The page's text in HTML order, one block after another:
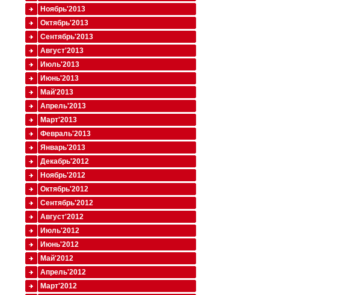
Ноябрь'2013
Октябрь'2013
Сентябрь'2013
Август'2013
Июль'2013
Июнь'2013
Май'2013
Апрель'2013
Март'2013
Февраль'2013
Январь'2013
Декабрь'2012
Ноябрь'2012
Октябрь'2012
Сентябрь'2012
Август'2012
Июль'2012
Июнь'2012
Май'2012
Апрель'2012
Март'2012